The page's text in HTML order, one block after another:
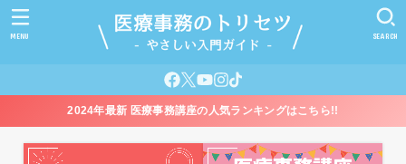
SEARCH
MENU
2024年最新 医療事務講座の人気ランキングはこちら!!